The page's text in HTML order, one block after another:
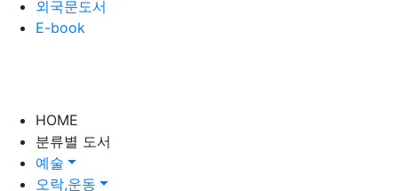
외국문도서
E-book
HOME
분류별 도서
예술
오락,운동